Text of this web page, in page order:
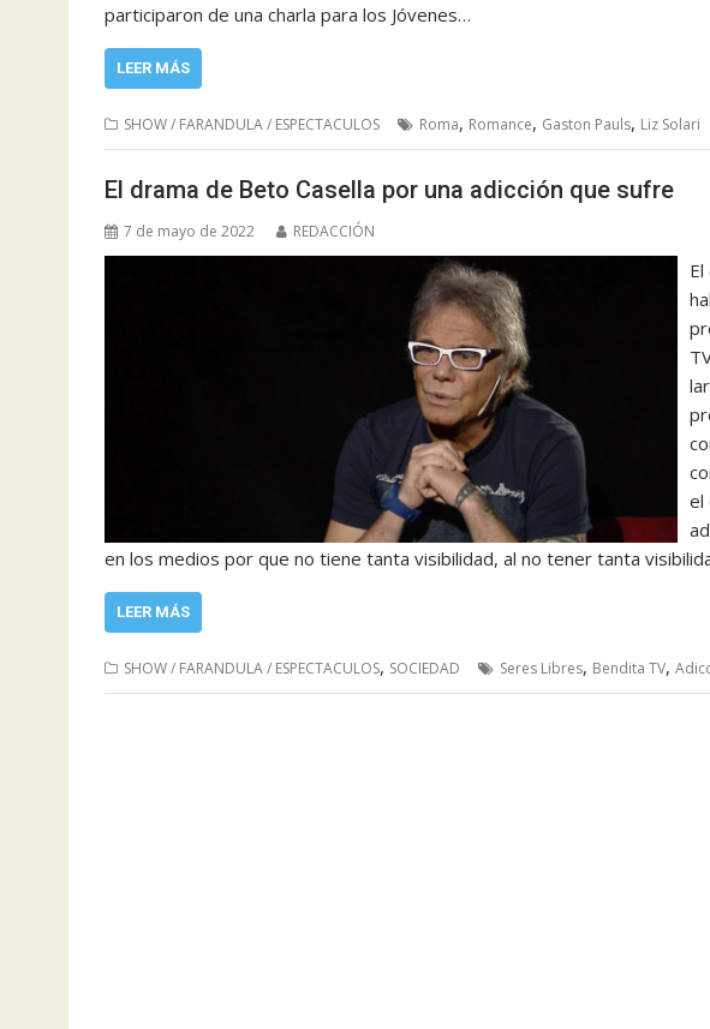
participaron de una charla para los Jóvenes…
LEER MÁS
SHOW / FARANDULA / ESPECTACULOS Roma, Romance, Gaston Pauls, Liz Solari
El drama de Beto Casella por una adicción que sufre
7 de mayo de 2022 REDACCIÓN
el
en los medios por que no tiene tanta visibilidad, al no tener tanta
LEER MÁS
SHOW / FARANDULA / ESPECTACULOS, SOCIEDAD Seres Libres, Bendita TV,